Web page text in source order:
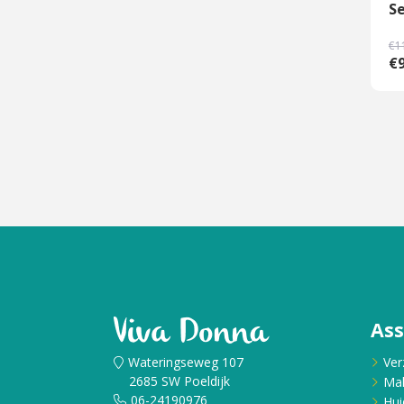
Wateringseweg 107
2685 SW Poeldijk
06-24190976